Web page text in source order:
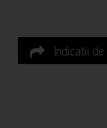
Indicatii